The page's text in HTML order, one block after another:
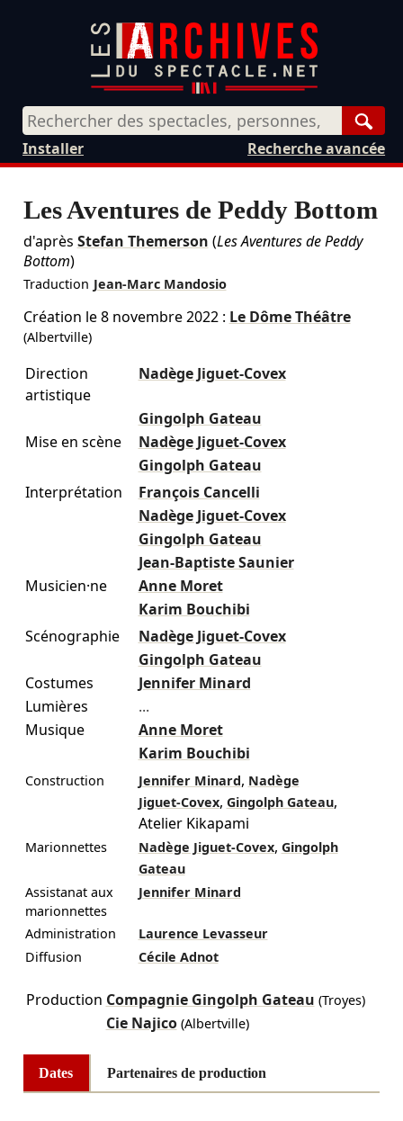
Recherche avancée
Installer
Les Aventures de Peddy Bottom
d'après Stefan Themerson (Les Aventures de Peddy
Bottom)
Traduction Jean-Marc Mandosio
Création le8 novembre 2022: Le Dôme Théâtre
(Albertville)
Direction
artistique
Nadège Jiguet‑Covex
Gingolph Gateau
Mise en scène
Nadège Jiguet‑Covex
Gingolph Gateau
Interprétation
François Cancelli
Nadège Jiguet‑Covex
Gingolph Gateau
Jean-Baptiste Saunier
Musicien·ne
Anne Moret
Karim Bouchibi
Scénographie
Nadège Jiguet‑Covex
Gingolph Gateau
Costumes
Jennifer Minard
Lumières
...
Musique
Anne Moret
Karim Bouchibi
Construction Jennifer Minard, Nadège
Jiguet‑Covex, Gingolph Gateau,
Atelier Kikapami
Marionnettes Nadège Jiguet‑Covex, Gingolph
Gateau
Assistanat aux
marionnettes
Jennifer Minard
Administration
Laurence Levasseur
Diffusion
Cécile Adnot
Production Compagnie Gingolph Gateau (Troyes)
Cie Najico(Albertville)
Dates Partenaires de production